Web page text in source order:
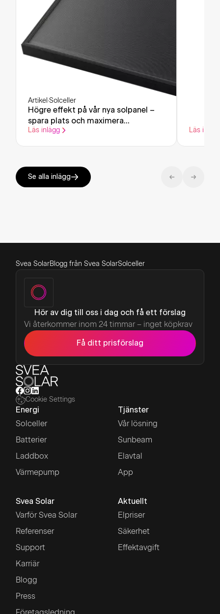
Artikel·Solceller
Högre effekt på vår nya solpanel –
spara plats och maximera
elproduktionen
Läs inlägg Läs
Se alla inlägg
Svea SolarBlogg från Svea SolarSolceller
Hör av dig till oss i dag och få ett förslag
Vi återkommer inom 24 timmar – inget köpkrav
Få ditt prisförslag
Cookie Settings
Energi
Solceller
Batterier
Laddbox
Värmepump
Tjänster
Vår lösning
Sunbeam
Elavtal
App
Svea Solar
Varför Svea Solar
Referenser
Support
Karriär
Blogg
Press
Aktuellt
Elpriser
Säkerhet
Effektavgift